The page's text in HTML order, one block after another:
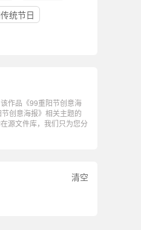
统节日
作品《99重阳节创意海
创意海报》相关主题的
源文件库，我们只为您分
清空